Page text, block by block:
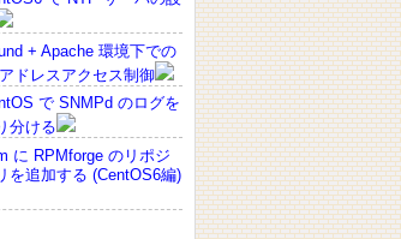
+ Apache 環境下での
ドレスアクセス制御
で SNMPd のログを
分ける
に RPMforge のリポジ
を追加する (CentOS6編)